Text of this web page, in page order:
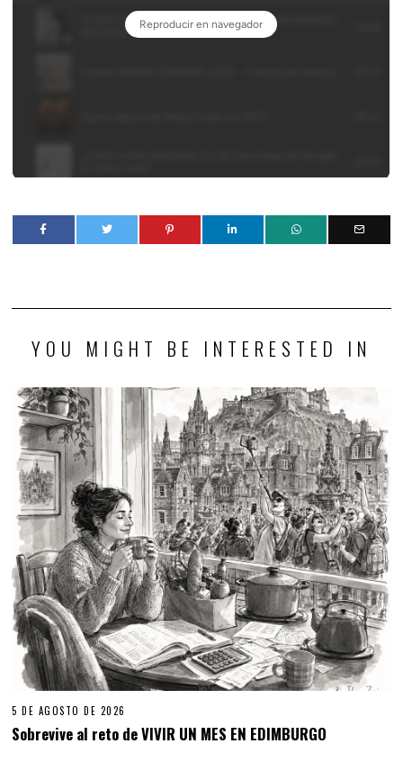
YOU MIGHT BE INTERESTED IN
5 DE AGOSTO DE 2026
Sobrevive al reto de VIVIR UN MES EN EDIMBURGO